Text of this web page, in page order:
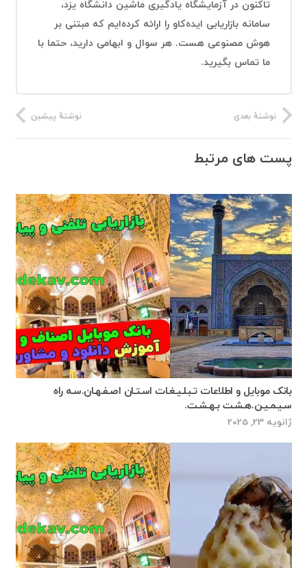
تاکنون در آزمایشگاه یادگیری ماشین دانشگاه یزد،
سامانه بازاریابی ایده‌کاو را ارائه کرده‌ایم که مبتنی بر
هوش مصنوعی هست. هر سوال و ابهامی دارید، حتما با
ما تماس بگیرید.
نوشتهٔ پیشین نوشتهٔ بعدی
پست های مرتبط
بانک موبایل و اطلاعات تـبـلـیـغـات اسـتـان اصـفـهـان.سـه راه
سـیـمـیـن.هـشـت بـهـشـت.
ژانویه 23, 2025